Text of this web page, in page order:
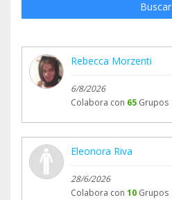
Buscar
Rebecca Morzenti
6/8/2026
Colabora con 65 Grupos
Eleonora Riva
28/6/2026
Colabora con 10 Grupos